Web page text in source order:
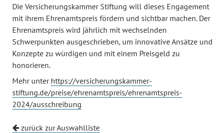
Die Versicherungskammer Stiftung will dieses Engagement
mit ihrem Ehrenamtspreis fördern und sichtbar machen. Der
Ehrenamtspreis wird jährlich mit wechselnden
Schwerpunkten ausgeschrieben, um innovative Ansätze und
Konzepte zu würdigen und mit einem Preisgeld zu
honorieren.
Mehr unter https://versicherungskammer-
stiftung.de/preise/ehrenamtspreis/ehrenamtspreis-
2024/ausschreibung
zurück zur Auswahlliste